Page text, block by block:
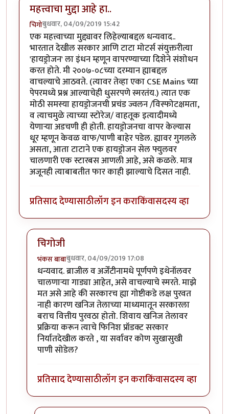
महत्त्वाचा मुद्दा आहे हा..
चिगोबुधवार, 04/09/2019 15:42
एक महत्त्वाच्या मुद्द्यावर लिहेल्याबद्दल धन्यवाद..
भारतात देखील सरकार आणि टाटा मोटर्स संयुक्तरीत्या
'हायड्रोजन' ला इंधन म्हणून वापरण्याच्या दिशेने संशोधन
करत होते. मी २००७-०८च्या दरम्यान ह्याबद्दल
वाचल्याचे आठवते. (त्यावर तेव्हा एका CSE Mains च्या
पेपरमध्ये प्रश्न आल्याचेही धुसरपणे स्मरतंय.) त्यात एक
मोठी समस्या हायड्रोजनची प्रचंड ज्वलन /विस्फोटक्षमता,
व त्याचमुळे त्याच्या स्टोरेज/ वाहतूक इत्यादीमध्ये
येणार्‍या अडचणी ही होती. हायड्रोजनचा वापर केल्यास
धूर म्हणून केवळ वाफ/पाणी बाहेर पडेल. ह्यावर गुगलले
असता, आता टाटाने एक हायड्रोजन सेल फ्युलवर
चालणारी एक स्टारबस आणली आहे, असे कळले. मात्र
अजूनही त्याबाबतीत फार काही झाल्याचे दिसत नाही.
प्रतिसाद देण्यासाठीलॉग इन कराकिंवासदस्य व्हा
चिगोजी
भंकस बाबाबुधवार, 04/09/2019 17:08
In reply toमहत्त्वाचा मुद्दा आहे हा..byचिगो
धन्यवाद. ब्राजील व अर्जेंटीनामधे पूर्णपणे इथेनॉलवर
चालणाऱ्या गाड्या आहेत, असे वाचल्याचे स्मरते. माझे
मत असे आहे की सरकारच ह्या गोष्टीकडे लक्ष पुरवत
नाही कारण खनिज तेलाच्या माध्यमातून सरकारला
बराच वित्तीय पुरवठा होतो. शिवाय खनिज तेलावर
प्रक्रिया करून त्याचे फिनिश प्रॉडक्ट सरकार
निर्यातदेखील करते , या सर्वावर कोण सुखासुखी
पाणी सोडेल?
प्रतिसाद देण्यासाठीलॉग इन कराकिंवासदस्य व्हा